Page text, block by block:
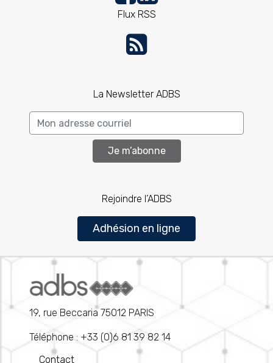
Flux RSS
La Newsletter ADBS
Je m’abonne
Rejoindre l’ADBS
Adhésion en ligne
19, rue Beccaria 75012 PARIS
Téléphone : +33 (0)6 81 39 82 14
Contact